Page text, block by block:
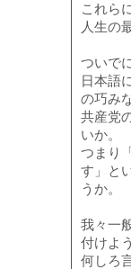
これら
人生の
ついで
日本語
の巧み
共産党
いか。
つまり
す」と
うか。
我々一
付けよ
何しろ